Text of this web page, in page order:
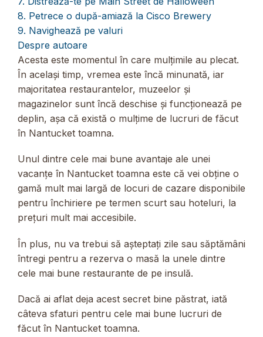
8. Petrece o după-amiază la Cisco Brewery
9. Navighează pe valuri
Despre autoare
Acesta este momentul în care mulțimile au plecat.
În același timp, vremea este încă minunată, iar
majoritatea restaurantelor, muzeelor și
magazinelor sunt încă deschise și funcționează pe
deplin, așa că există o mulțime de lucruri de făcut
în Nantucket toamna.
Unul dintre cele mai bune avantaje ale unei
vacanțe în Nantucket toamna este că vei obține o
gamă mult mai largă de locuri de cazare disponibile
pentru închiriere pe termen scurt sau hoteluri, la
prețuri mult mai accesibile.
În plus, nu va trebui să așteptați zile sau săptămâni
întregi pentru a rezerva o masă la unele dintre
cele mai bune restaurante de pe insulă.
Dacă ai aflat deja acest secret bine păstrat, iată
câteva sfaturi pentru cele mai bune lucruri de
făcut în Nantucket toamna.